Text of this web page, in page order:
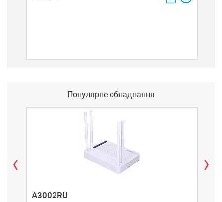
Популярне обладнання
A3002RU